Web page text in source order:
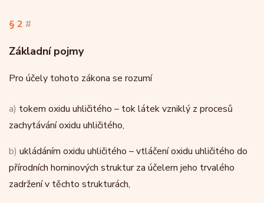
§ 2 #
Základní pojmy
Pro účely tohoto zákona se rozumí
a) tokem oxidu uhličitého – tok látek vzniklý z procesů
zachytávání oxidu uhličitého,
b) ukládáním oxidu uhličitého – vtláčení oxidu uhličitého do
přírodních horninových struktur za účelem jeho trvalého
zadržení v těchto strukturách,